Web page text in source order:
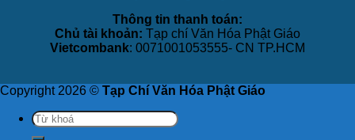
Thông tin thanh toán:
Chủ tài khoản: Tạp chí Văn Hóa Phật Giáo
Vietcombank: 0071001053555- CN TP.HCM
Copyright 2026 © Tạp Chí Văn Hóa Phật Giáo